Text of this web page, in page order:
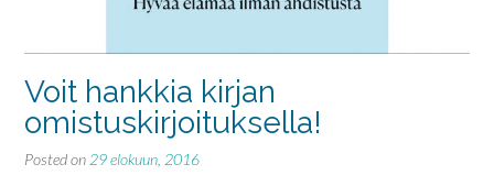
Voit hankkia kirjan
omistuskirjoituksella!
Posted on 29 elokuun, 2016